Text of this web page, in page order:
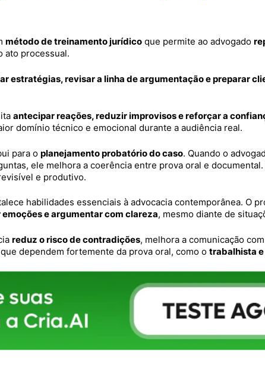
método de treinamento jurídico que permite ao advogado
ato processual.
estratégias, revisar a linha de argumentação e preparar
antecipar reações, reduzir improvisos e reforçar a
domínio técnico e emocional durante a audiência real.
para o planejamento probatório do caso. Quando o
ele melhora a coerência entre prova oral e
e produtivo.
habilidades essenciais à advocacia contemporânea. O
e argumentar com clareza, mesmo diante de
reduz o risco de contradições, melhora a comunicação
dependem fortemente da prova oral, como o trabalhista e